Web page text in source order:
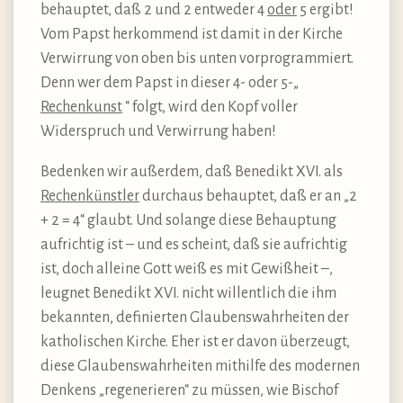
behauptet, daß 2 und 2 entweder 4oder 5 ergibt!
Vom Papst herkommend ist damit in der Kirche
Verwirrung von oben bis unten vorprogrammiert.
Denn wer dem Papst in dieser 4- oder 5-„
Rechenkunst“ folgt, wird den Kopf voller
Widerspruch und Verwirrung haben!
Bedenken wir außerdem, daß Benedikt XVI. als
Rechenkünstlerdurchaus behauptet, daß er an „2
+ 2 = 4“ glaubt. Und solange diese Behauptung
aufrichtig ist – und es scheint, daß sie aufrichtig
ist, doch alleine Gott weiß es mit Gewißheit –,
leugnet Benedikt XVI. nicht willentlich die ihm
bekannten, definierten Glaubenswahrheiten der
katholischen Kirche. Eher ist er davon überzeugt,
diese Glaubenswahrheiten mithilfe des modernen
Denkens „regenerieren“ zu müssen, wie Bischof